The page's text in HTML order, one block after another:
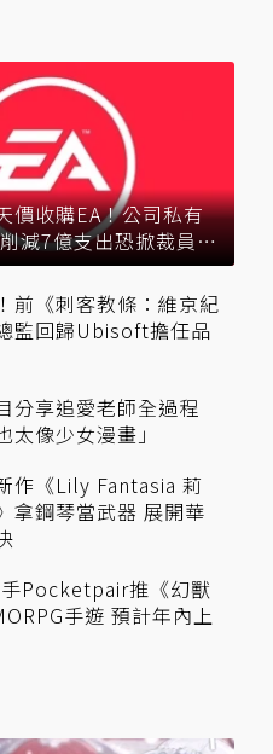
價收購EA！公司私有
減7億支出恐掀裁員風
前《刺客教條：維京紀
監回歸Ubisoft擔任品
分享追愛老師全過程
太像少女漫畫」
作《Lily Fantasia 莉
拿鋼琴當武器 展開華
Pocketpair推《幻獸
手遊 預計年內上